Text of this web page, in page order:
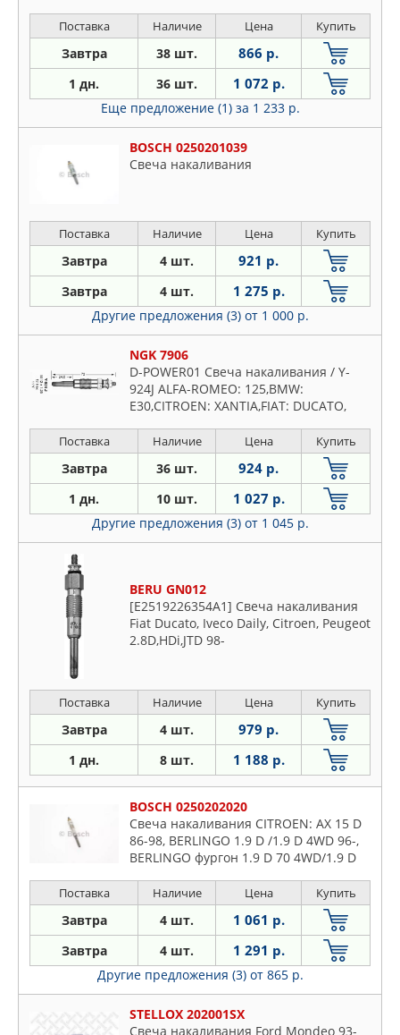
Поставка Наличие Цена Купить
Завтра 38 шт. 866 р.
1 дн. 36 шт. 1 072 р.
Еще предложение (1) за 1 233 р.
BOSCH 0250201039
Свеча накаливания
Поставка Наличие Цена Купить
Завтра 4 шт. 921 р.
Завтра 4 шт. 1 275 р.
Другие предложения (3) от 1 000 р.
NGK 7906
D-POWER01 Свеча накаливания / Y-
924J ALFA-ROMEO: 125,BMW:
E30,CITROEN: XANTIA,FIAT: DUCATO,
SIERRA, для LADA: LANCIA: MB W201
Поставка Наличие Цена Купить
Завтра 36 шт. 924 р.
1 дн. 10 шт. 1 027 р.
Другие предложения (3) от 1 045 р.
BERU GN012
[E2519226354A1] Свеча накаливания
Fiat Ducato, Iveco Daily, Citroen, Peugeot
2.8D,HDi,JTD 98-
Поставка Наличие Цена Купить
Завтра 4 шт. 979 р.
1 дн. 8 шт. 1 188 р.
BOSCH 0250202020
Свеча накаливания CITROEN: AX 15 D
86-98, BERLINGO 1.9 D /1.9 D 4WD 96-,
BERLINGO фургон 1.9 D 70 4WD/1.9 D
Van 1.9 D 70 94
Поставка Наличие Цена Купить
Завтра 4 шт. 1 061 р.
Завтра 4 шт. 1 291 р.
Другие предложения (3) от 865 р.
STELLOX 202001SX
Свеча накаливания Ford Mondeo 93-